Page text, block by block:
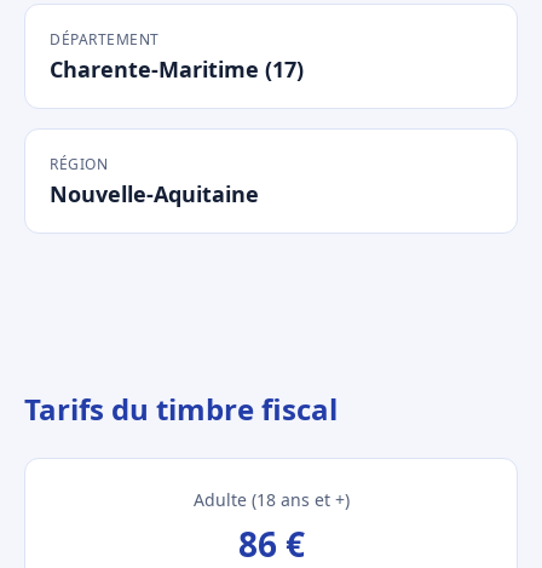
DÉPARTEMENT
Charente-Maritime (17)
RÉGION
Nouvelle-Aquitaine
Tarifs du timbre fiscal
Adulte (18 ans et +)
86 €